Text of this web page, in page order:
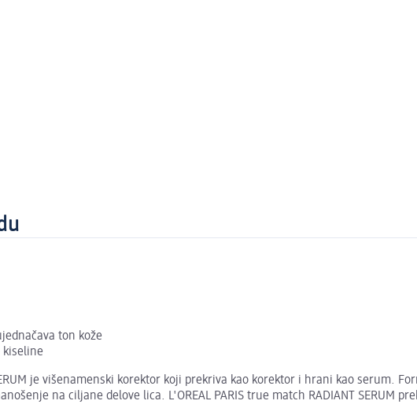
ton kože
kiseline
je višenamenski korektor koji prekriva kao korektor i hrani kao serum.
na ciljane delove lica. L'OREAL PARIS true match RADIANT SERUM